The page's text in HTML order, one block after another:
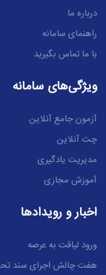
درباره ما
راهنمای سامانه
با ما تماس بگیرید
ویژگی‌های سامانه
آزمون جامع آنلاین
چت آنلاین
مدیریت یادگیری
آموزش مجازی
اخبار و رویدادها
ورود لیاقت به عرصه
هفت چالش اجرای سند